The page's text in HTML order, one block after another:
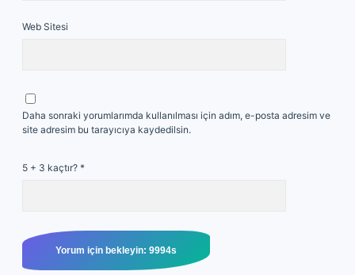
Web Sitesi
Daha sonraki yorumlarımda kullanılması için adım, e-posta adresim ve
site adresim bu tarayıcıya kaydedilsin.
5 + 3 kaçtır? *